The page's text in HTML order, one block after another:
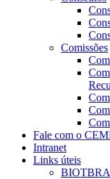
Comissões
Fale com o
Intranet
Links úteis